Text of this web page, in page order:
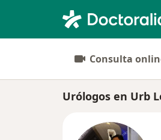
Consulta
Urólogos en Urb